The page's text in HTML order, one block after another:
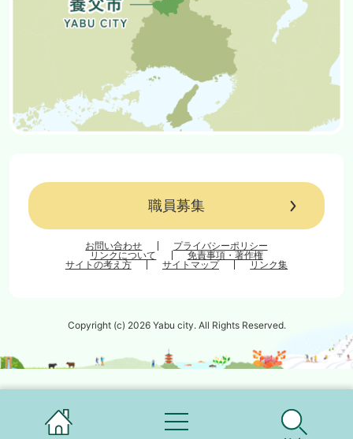
職員募集
お問い合わせ
プライバシーポリシー
リンクについて
免責事項・著作権
サイトの考え方
サイトマップ リンク集
Copyright (c) 2026 Yabu city. All Rights Reserved.